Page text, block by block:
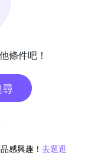
條件吧！
感興趣！ 去逛逛